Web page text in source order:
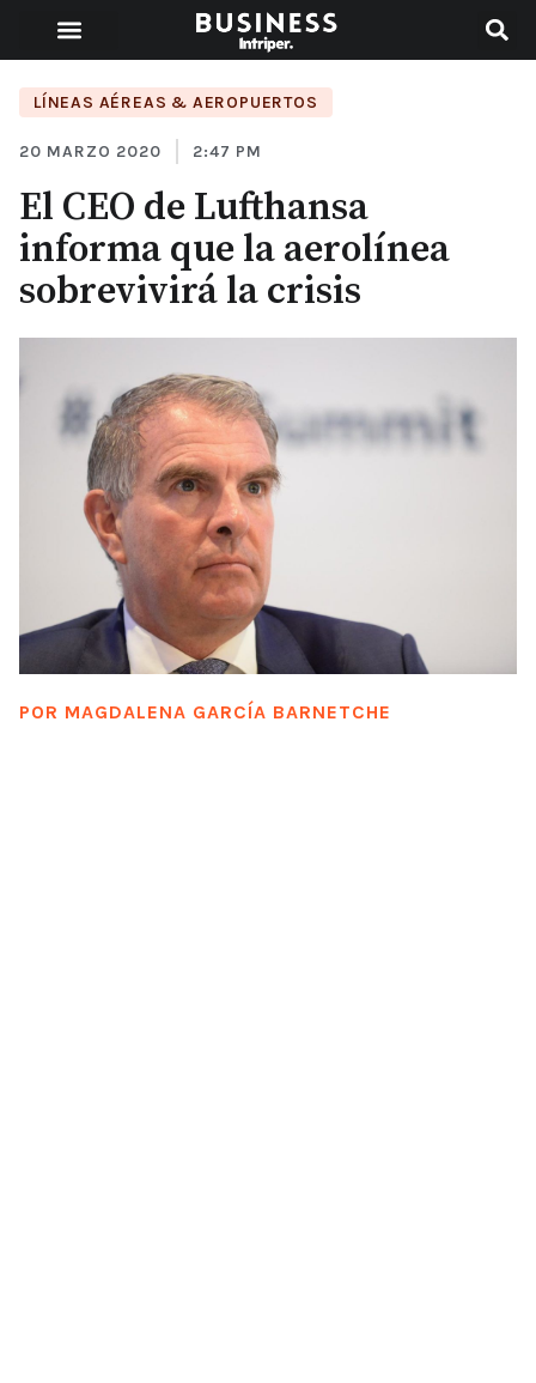
LÍNEAS AÉREAS & AEROPUERTOS
20 MARZO 2020 2:47 PM
El CEO de Lufthansa
informa que la aerolínea
sobrevivirá la crisis
POR MAGDALENA GARCÍA BARNETCHE